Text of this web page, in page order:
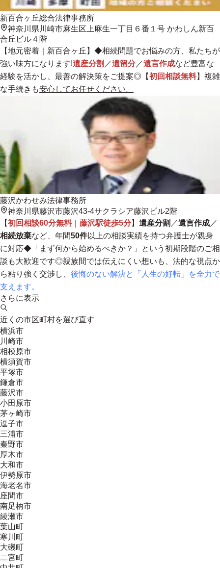
新百合ヶ丘総合法律事務所
神奈川県川崎市麻生区上麻生一丁目６番１号 かわしん新百
合丘ビル４階
【地元密着 ｜新百合ヶ丘】◆相続問題でお悩みの方、私たちが
強い味方になります!遺産分割 ／遺留分／遺言作成など豊富な
経験を活かし、最善の解決策をご提案◎【初回相談無料】複雑
な手続きも安心してお任せください。
藤沢かわせみ法律事務所
神奈川県藤沢市藤沢43-4サクラシア藤沢ビル2階
【初回相談60分無料｜ 藤沢駅徒歩5分】 遺産分割 ／遺言作成 ／
相続放棄など、 年間50件以上の相談実績を持つ弁護士が親身
に対応◆「まず何から始めるべきか？」という初期段階のご相
談も大歓迎です◎親族間では伝えにくい想いも、法的な視点か
ら粘り強く交渉し、 後悔のない解決と「人生の好転」を全力で
支えます。
さらに表示
近くの市区町村を選び直す
横浜市
川崎市
相模原市
横須賀市
平塚市
鎌倉市
藤沢市
小田原市
茅ヶ崎市
逗子市
三浦市
秦野市
厚木市
大和市
伊勢原市
海老名市
座間市
南足柄市
綾瀬市
葉山町
寒川町
大磯町
二宮町